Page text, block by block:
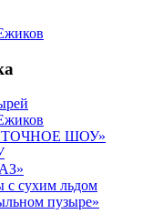
ШОУ»
с сухим льдом
пузыре»